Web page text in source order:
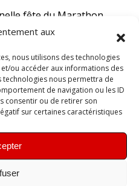
aux
nous utilisons des technologies
ou accéder aux informations des
technologies nous permettra de
de navigation ou les ID
consentir ou de retirer son
sur certaines caractéristiques
fête du Marathon
ambiance bleue métal et
les participants au